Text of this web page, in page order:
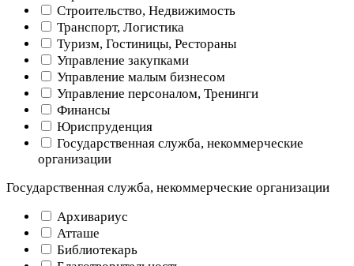
Строительство, Недвижимость
Транспорт, Логистика
Туризм, Гостиницы, Рестораны
Управление закупками
Управление малым бизнесом
Управление персоналом, Тренинги
Финансы
Юриспруденция
Государственная служба, некоммерческие
организации
Государственная служба, некоммерческие организации
Архивариус
Атташе
Библиотекарь